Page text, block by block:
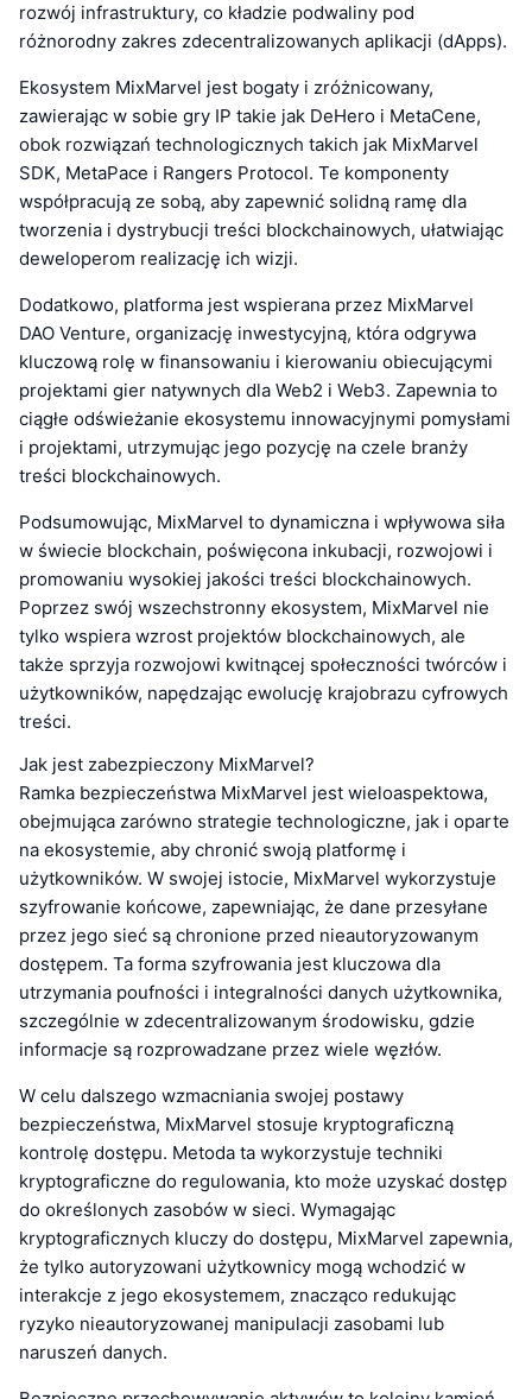
rozwój infrastruktury, co kładzie podwaliny pod
różnorodny zakres zdecentralizowanych aplikacji (dApps).
Ekosystem MixMarvel jest bogaty i zróżnicowany,
zawierając w sobie gry IP takie jak DeHero i MetaCene,
obok rozwiązań technologicznych takich jak MixMarvel
SDK, MetaPace i Rangers Protocol. Te komponenty
współpracują ze sobą, aby zapewnić solidną ramę dla
tworzenia i dystrybucji treści blockchainowych, ułatwiając
deweloperom realizację ich wizji.
Dodatkowo, platforma jest wspierana przez MixMarvel
DAO Venture, organizację inwestycyjną, która odgrywa
kluczową rolę w finansowaniu i kierowaniu obiecującymi
projektami gier natywnych dla Web2 i Web3. Zapewnia to
ciągłe odświeżanie ekosystemu innowacyjnymi pomysłami
i projektami, utrzymując jego pozycję na czele branży
treści blockchainowych.
Podsumowując, MixMarvel to dynamiczna i wpływowa siła
w świecie blockchain, poświęcona inkubacji, rozwojowi i
promowaniu wysokiej jakości treści blockchainowych.
Poprzez swój wszechstronny ekosystem, MixMarvel nie
tylko wspiera wzrost projektów blockchainowych, ale
także sprzyja rozwojowi kwitnącej społeczności twórców i
użytkowników, napędzając ewolucję krajobrazu cyfrowych
treści.
Jak jest zabezpieczony MixMarvel?
Ramka bezpieczeństwa MixMarvel jest wieloaspektowa,
obejmująca zarówno strategie technologiczne, jak i oparte
na ekosystemie, aby chronić swoją platformę i
użytkowników. W swojej istocie, MixMarvel wykorzystuje
szyfrowanie końcowe, zapewniając, że dane przesyłane
przez jego sieć są chronione przed nieautoryzowanym
dostępem. Ta forma szyfrowania jest kluczowa dla
utrzymania poufności i integralności danych użytkownika,
szczególnie w zdecentralizowanym środowisku, gdzie
informacje są rozprowadzane przez wiele węzłów.
W celu dalszego wzmacniania swojej postawy
bezpieczeństwa, MixMarvel stosuje kryptograficzną
kontrolę dostępu. Metoda ta wykorzystuje techniki
kryptograficzne do regulowania, kto może uzyskać dostęp
do określonych zasobów w sieci. Wymagając
kryptograficznych kluczy do dostępu, MixMarvel zapewnia,
że tylko autoryzowani użytkownicy mogą wchodzić w
interakcje z jego ekosystemem, znacząco redukując
ryzyko nieautoryzowanej manipulacji zasobami lub
naruszeń danych.